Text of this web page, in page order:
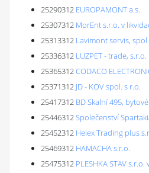
25290312 EUROPAMONT a.s.
25307312 MorEnt s.r.o. v
25313312 Lavimont servis,
25336312 LUZPET - trade, s.r.o.
25365312CODACO
25371312 JD - KOV spol. s r.o.
25417312 BD Skalní 495,
25446312Společenství
25452312 Helex Trading plus
25469312 HAMACHA s.r.o.
25475312 PLESHKA STAV s.r.o.